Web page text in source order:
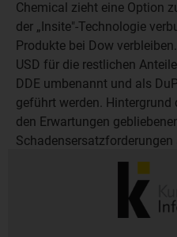
Chemical zieht eine Option
der „Insite"-Technologie
Produkte bei Dow
USD für die restlichen
DDE umbenannt und als
geführt werden.
den Erwartungen
Unternehmens in den